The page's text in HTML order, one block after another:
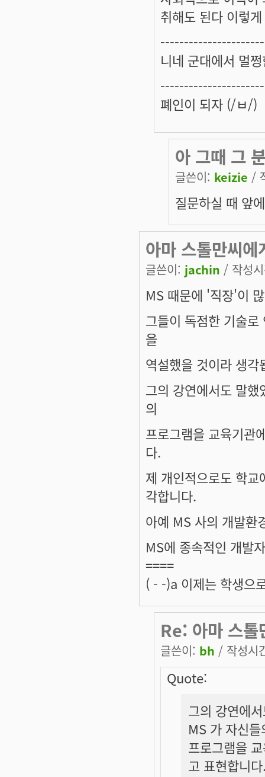
취해도 된다 이렇
니네 군대에서 멀
폐인이 되자 (/ㅂ/)
아 그때 그
글쓴이: keizie /
질문하실 때 앞
아마 스톨만씨
글쓴이: jachin / 작성
MS 때문에 '직장'이
그들이 독점한 기술
을
역설했을 것이라 생각
그의 강연에서도 말
의
프로그램을 교육기관
다.
제 개인적으로도 학
각합니다.
아예 MS 사의 개발환
MS에 종속적인 개발
====
( - -)a 이제는 학생으
Re: 아마 스톨
글쓴이: bh / 작성시
Quote:
그의 강연에
MS 가 자신들
프로그램을
고 표현합니